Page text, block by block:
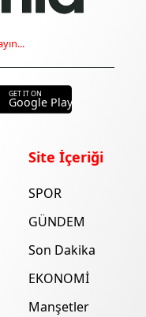
GET IT ON
Google Play
Site İçeriği
SPOR
GÜNDEM
Son Dakika
EKONOMİ
Manşetler